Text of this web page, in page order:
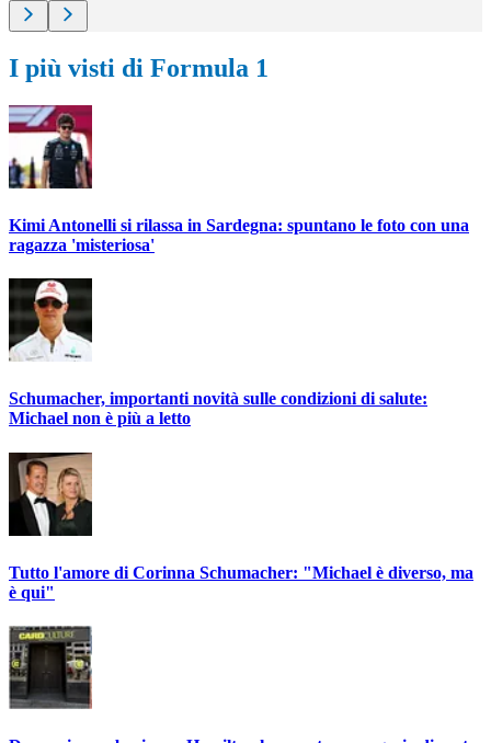
I più visti di Formula 1
Kimi Antonelli si rilassa in Sardegna: spuntano le foto con una
ragazza 'misteriosa'
Schumacher, importanti novità sulle condizioni di salute:
Michael non è più a letto
Tutto l'amore di Corinna Schumacher: "Michael è diverso, ma
è qui"